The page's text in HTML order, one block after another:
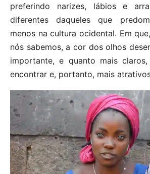
preferindo narizes, lábios e
diferentes daqueles que
menos na cultura ocidental. Em
nós sabemos, a cor dos olhos
importante, e quanto mais
encontrar e, portanto, mais